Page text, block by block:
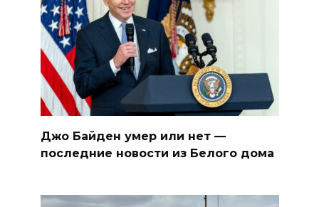
Джо Байден умер или нет —
последние новости из Белого дома